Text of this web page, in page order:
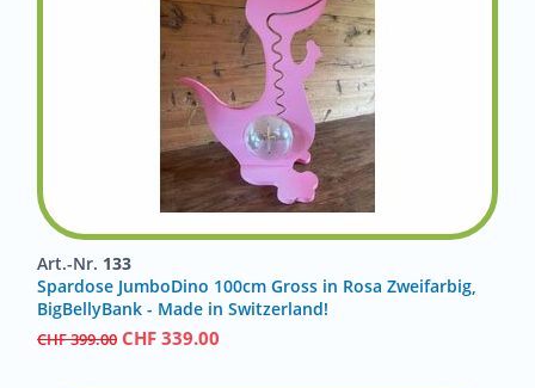
Art.-Nr. 133
Spardose JumboDino 100cm Gross in Rosa Zweifarbig,
BigBellyBank - Made in Switzerland!
CHF399.00 CHF 339.00